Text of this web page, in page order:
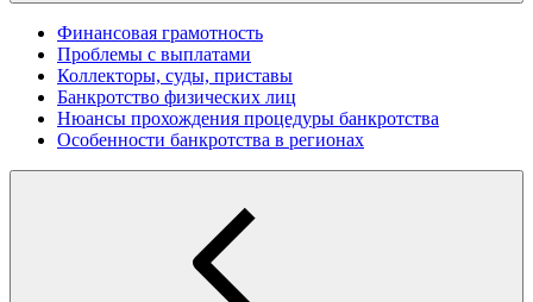
Финансовая грамотность
Проблемы с выплатами
Коллекторы, суды, приставы
Банкротство физических лиц
Нюансы прохождения процедуры банкротства
Особенности банкротства в регионах